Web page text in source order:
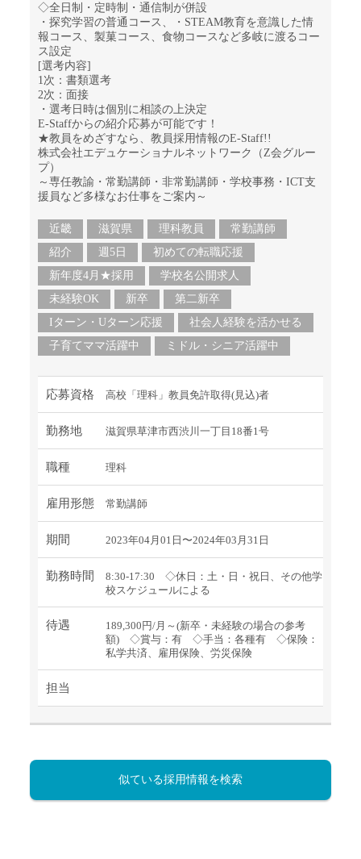
◇全日制・定時制・通信制が併設
・探究学習の普通コース、・STEAM教育を意識した情
報コース、製菓コース、食物コースなど多岐に渡るコー
ス設定
[選考内容]
1次：書類選考
2次：面接
・選考日時は個別に相談の上決定
E-Staffからの紹介応募が可能です！
★教員をめざすなら、教員採用情報のE-Staff!!
株式会社エデュケーショナルネットワーク（Z会グルー
プ）
～専任教諭・常勤講師・非常勤講師・学校事務・ICT支
援員など多様なお仕事をご案内～
近畿 滋賀県 理科教員
常勤講師
紹介
週5日
初めての転職応援
新年度4月★採用
学校名公開求人
未経験OK
新卒
第二新卒
Iターン・Uターン応援
社会人経験を活かせる
子育てママ活躍中
ミドル・シニア活躍中
応募資格 高校「理科」教員免許取得(見込)者
勤務地 滋賀県草津市西渋川一丁目18番1号
職種 理科
雇用形態 常勤講師
期間 2023年04月01日〜2024年03月31日
勤務時間
8:30-17:30 ◇休日：土・日・祝日、その他学
校スケジュールによる
待遇
189,300円/月～(新卒・未経験の場合の参考
額) ◇賞与：有 ◇手当：各種有 ◇保険：
私学共済、雇用保険、労災保険
担当
似ている採用情報を検索